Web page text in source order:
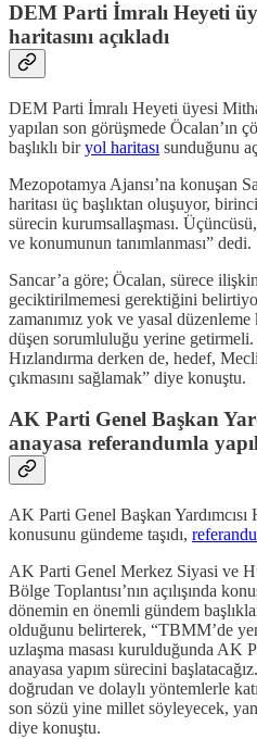
DEM Parti İmralı Heyeti
haritasını açıkladı
DEM Parti İmralı Heyeti üyesi
yapılan son görüşmede Öcalan’ın
başlıklı biryol haritası sunduğunu
Mezopotamya Ajansı’na konuşan
haritası üç başlıktan oluşuyor,
sürecin kurumsallaşması.
ve konumunun tanımlanması” dedi.
Sancar’a göre; Öcalan, sürece
geciktirilmemesi gerektiğini
zamanımız yok ve yasal
düşen sorumluluğu yerine getirmeli.
Hızlandırma derken de, hedef,
çıkmasını sağlamak” diye konuştu.
AK Parti Genel Başkan
anayasa referandumla
AK Parti Genel Başkan Yardımcısı
konusunu gündeme taşıdı,
AK Parti Genel Merkez Siyasi ve
Bölge Toplantısı’nın açılışında
dönemin en önemli gündem
olduğunu belirterek, “TBMM’de
uzlaşma masası kurulduğunda AK
anayasa yapım sürecini
doğrudan ve dolaylı yöntemlerle
son sözü yine millet söyleyecek,
diye konuştu.